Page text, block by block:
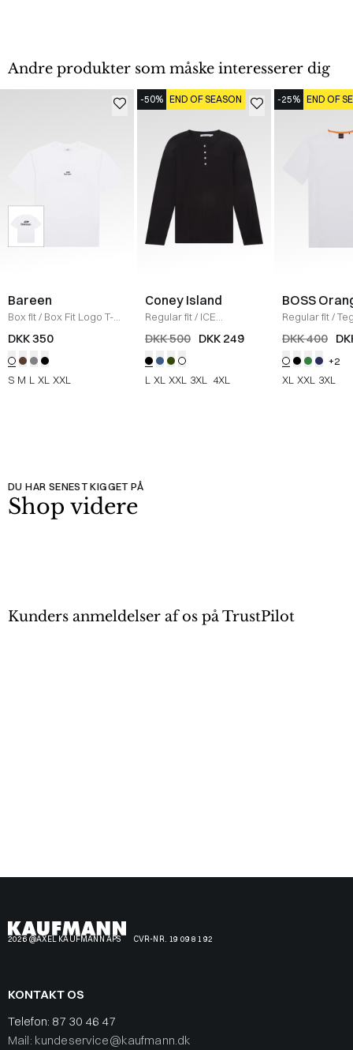
Andre produkter som måske interesserer dig
Bareen
Box fit/ Box Fit Logo T-
shirt /WHITE
DKK 350
S M L XL XXL
-50% END OF SEASON
Coney Island
Regular fit/ ICE
Sweatshirt
/BLACK
DKK 500 DKK 249
L XL XXL 3XL 4XL
-25% END OF
BOSS
Regular fit/
Shirt
HVID
DKK 400
+2
XL XXL 3XL
DU HAR SENEST KIGGET PÅ
Shop videre
Kunders anmeldelser af os på TrustPilot
2026 @AXEL KAUFMANN APS CVR-NR. 19 09 81 92
KONTAKT OS
Telefon: 87 30 46 47
Mail: kundeservice@kaufmann.dk